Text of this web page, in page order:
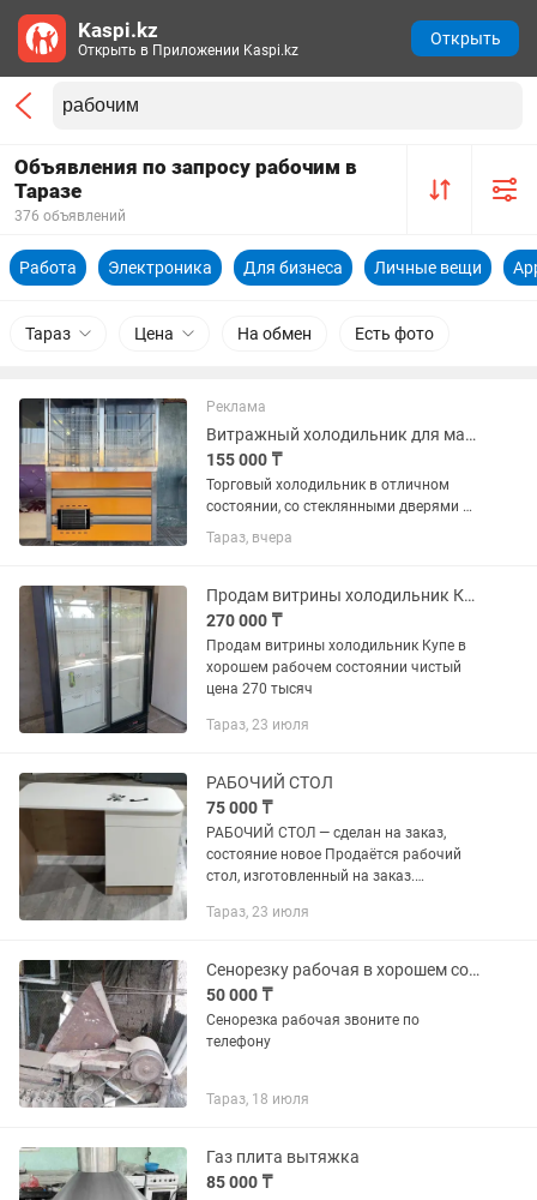
Объявления по запросу рабочим в
Таразе
376 объявлений
Работа Электроника Для бизнеса Личные вещи
Тараз Цена На обмен Есть фото
Реклама
Витражный холодильник для магазина/кафе рабочий
155 000 ₸
Торговый холодильник в отличном
состоянии, со стеклянными дверями и
полками. Работает отлично - холодит
сразу после включения. Можно
торг у холодильника. Решила...
Тараз, вчера
Продам витрины холодильник Купе в хорошем рабочем состоянии.
270 000 ₸
Продам витрины холодильник Купе в
хорошем рабочем состоянии чистый
цена 270 тысяч
Тараз, 23 июля
РАБОЧИЙ СТОЛ
75 000 ₸
РАБОЧИЙ СТОЛ — сделан на заказ,
состояние новое Продаётся рабочий
стол, изготовленный на заказ.
месяцев. Размеры: высота 80 см,
Тараз, 23 июля
Сенорезку рабочая в хорошем состоянии
50 000 ₸
Сенорезка рабочая звоните по
телефону
Тараз, 18 июля
Газ плита вытяжка
85 000 ₸
Kaspi.kz
Открыть в Приложении Kaspi.kz
Открыть